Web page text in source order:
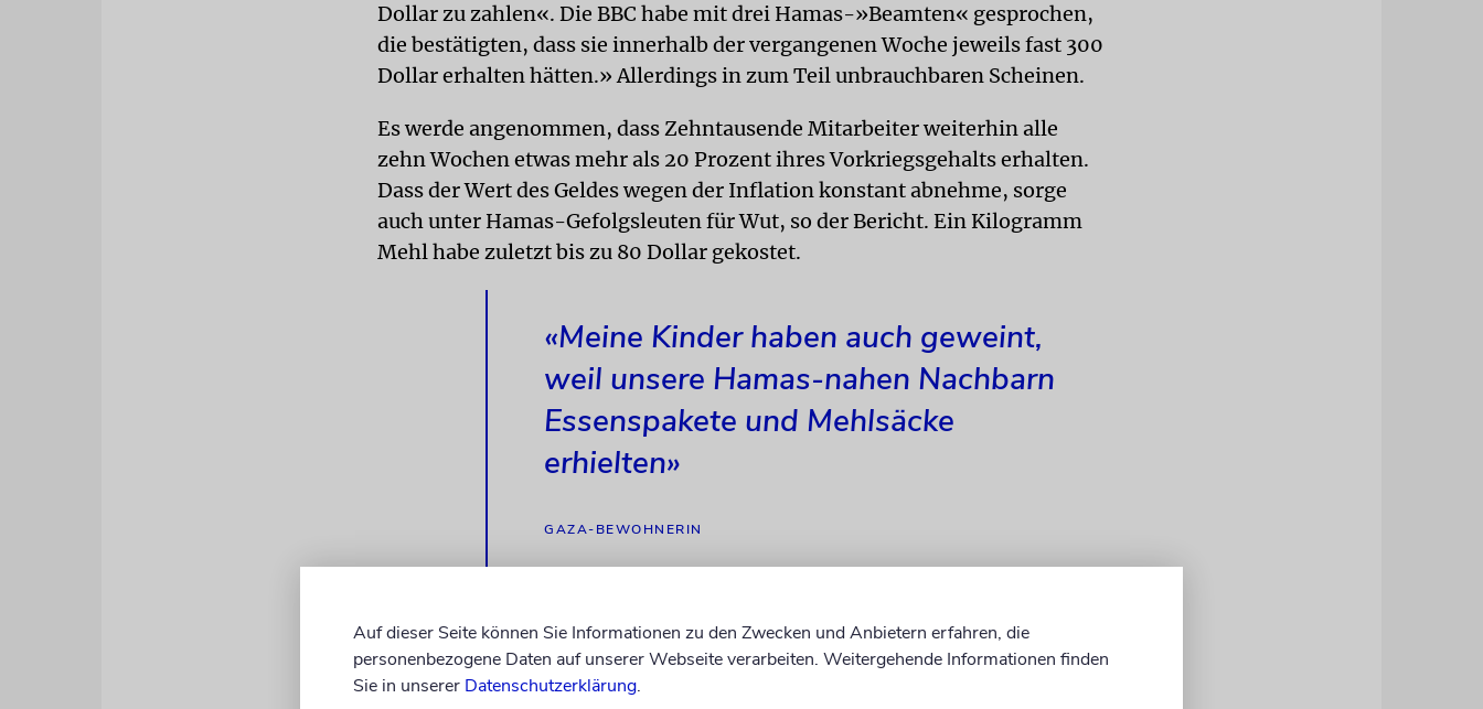
Dollar zu zahlen«. Die BBC habe mit drei Hamas-»Beamten« gesprochen,
die bestätigten, dass sie innerhalb der vergangenen Woche jeweils fast 300
Dollar erhalten hätten.» Allerdings in zum Teil unbrauchbaren Scheinen.
Es werde angenommen, dass Zehntausende Mitarbeiter weiterhin alle
zehn Wochen etwas mehr als 20 Prozent ihres Vorkriegsgehalts erhalten.
Dass der Wert des Geldes wegen der Inflation konstant abnehme, sorge
auch unter Hamas-Gefolgsleuten für Wut, so der Bericht. Ein Kilogramm
Mehl habe zuletzt bis zu 80 Dollar gekostet.
«Meine Kinder haben auch geweint,
weil unsere Hamas-nahen Nachbarn
Essenspakete und Mehlsäcke
erhielten»
GAZA-BEWOHNERIN
Es bleibe unklar, wie die Hamas es geschafft habe, die Gehaltszahlungen
angesichts der Zerstörung eines Großteils ihrer Verwaltungs- und
Finanzinfrastruktur weiter zu leisten.
Auf dieser Seite können Sie Informationen zu den Zwecken und Anbietern erfahren, die
personenbezogene Daten auf unserer Webseite verarbeiten. Weitergehende Informationen finden
Sie in unserer Datenschutzerklärung.